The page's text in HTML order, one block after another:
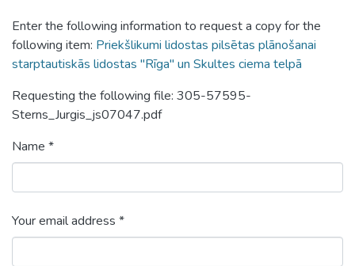
Enter the following information to request a copy for the
following item: Priekšlikumi lidostas pilsētas plānošanai
starptautiskās lidostas "Rīga" un Skultes ciema telpā
Requesting the following file: 305-57595-
Sterns_Jurgis_js07047.pdf
Name *
Your email address *